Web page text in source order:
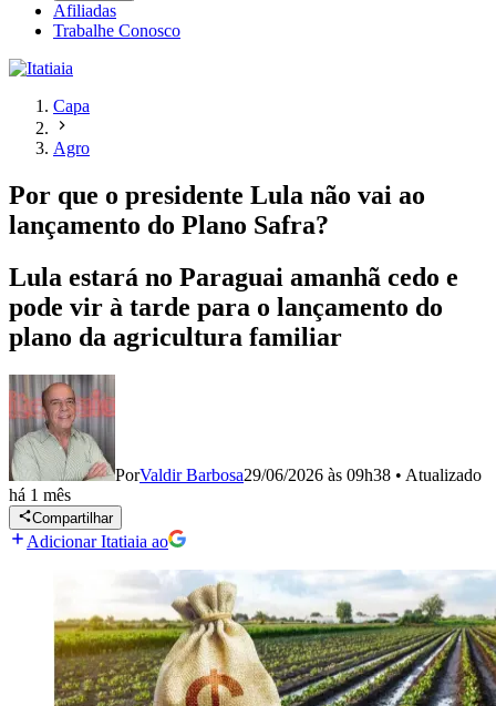
Afiliadas
Trabalhe Conosco
Capa
Agro
Por que o presidente Lula não vai ao
lançamento do Plano Safra?
Lula estará no Paraguai amanhã cedo e
pode vir à tarde para o lançamento do
plano da agricultura familiar
PorValdir Barbosa29/06/2026 às 09h38 • Atualizado
há 1 mês
Compartilhar
Adicionar Itatiaia ao